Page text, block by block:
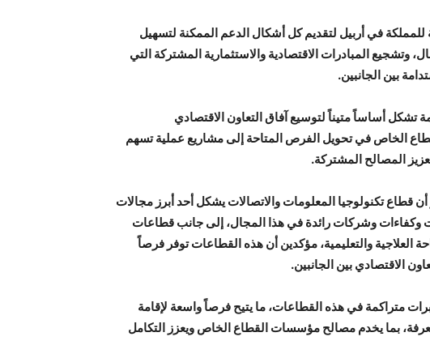
للمملكة في أربيل لتقديم كل أشكال الدعم الممكنة لتسهيل
المبادرات الاقتصادية والاستثمارية المشتركة التي
بين الجانبين.
تشكل أساساً متيناً لتوسيع آفاق التعاون الاقتصادي
الخاص في تحويل الفرص المتاحة إلى مشاريع عملية تسهم
المصالح المشتركة.
تكنولوجيا المعلومات والاتصالات يشكل أحد أبرز مجالات
وكفاءات وشركات رائدة في هذا المجال، إلى جانب قطاعات
العلاجية والتعليمية، مؤكدين أن هذه القطاعات توفر فرصاً
الاقتصادي بين الجانبين.
متراكمة في هذه القطاعات، ما يتيح فرصاً واسعة لإقامة
بما يخدم مصالح مؤسسات القطاع الخاص ويعزز التكامل